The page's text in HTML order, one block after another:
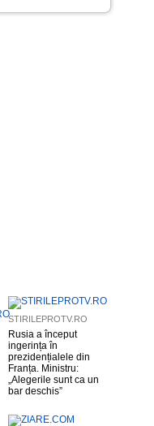
STIRILEPROTV.RO
Rusia a început
ingerința în
prezidențialele din
Franța. Ministru:
„Alegerile sunt ca un
bar deschis”